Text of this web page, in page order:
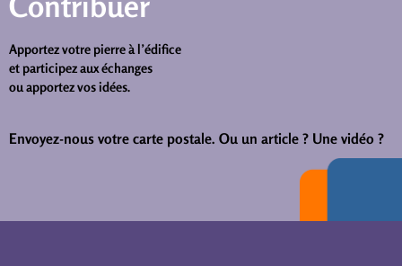
Apportez votre pierre à l’édifice
et participez aux échanges
ou apportez vos idées.
Envoyez-nous votre carte postale. Ou un article ? Une vidéo ?